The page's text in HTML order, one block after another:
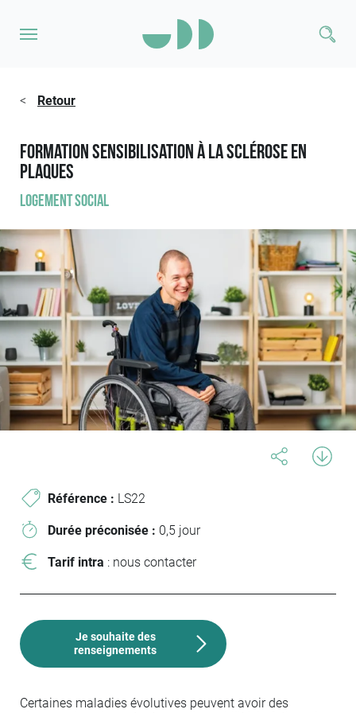
< Retour
Formation Sensibilisation à la sclérose en
plaques
Logement social
Référence : LS22
Durée préconisée : 0,5 jour
Tarif intra : nous contacter
Je souhaite des
renseignements
Certaines maladies évolutives peuvent avoir des